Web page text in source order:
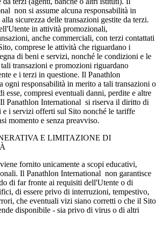
non si assume alcuna responsabilità in
sicurezza delle transazioni gestite da terzi.
in attività promozionali,
anche commerciali, con terzi contattati
comprese le attività che riguardano i
di beni e servizi, nonché le condizioni e le
tali transazioni e promozioni riguardano
e i terzi in questione. Il Panathlon
ogni responsabilità in merito a tali transazioni o
esse, compresi eventuali danni, perdite e altre
Panathlon International si riserva il diritto di
i servizi offerti sul Sito nonché le tariffe
momento e senza preavviso.
E LIMITAZIONE DI
fornito unicamente a scopi educativi,
Il Panathlon International non garantisce
di far fronte ai requisiti dell'Utente o di
di essere privo di interruzioni, tempestivo,
che eventuali vizi siano corretti o che il Sito
disponibile - sia privo di virus o di altri